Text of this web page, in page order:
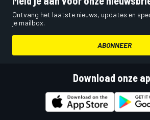
Ontvang het laatste nieuws, updates en
je mailbox.
ABONNEER
Download onze